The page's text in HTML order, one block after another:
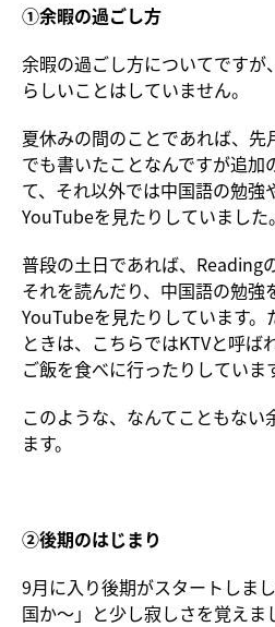
①余暇の過ごし方
余暇の過ごし方についてです
らしいことはしていません。
夏休みの間のことであれば、先
でも書いたことなんですが追加
て、それ以外では中国語の勉強
YouTubeを見たりしていました。
普段の土日であれば、Reading
それを読んだり、中国語の勉強
YouTubeを見たりしています。
ときは、こちらではKTVと呼ば
ご飯を食べに行ったりしていま
このような、なんてこともない
ます。
②後期のはじまり
9月に入り後期がスタートしま
国か～」と少し寂しさを覚えま